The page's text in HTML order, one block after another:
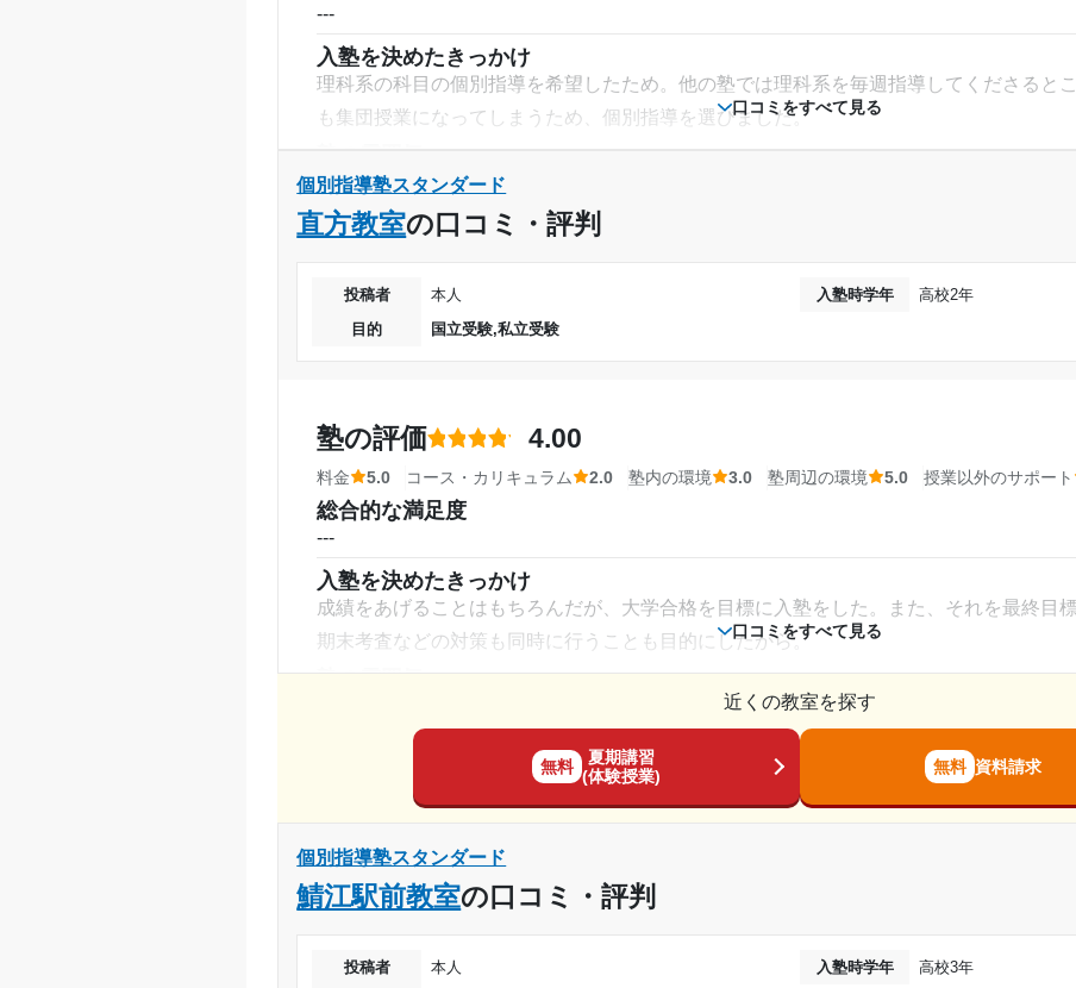
口コミをすべて見る
---
入塾を決めたきっかけ
理科系の科目の個別指導を希望したため。他の塾では理科系を毎週指導してくださると
も集団授業になってしまうため、個別指導を選びました。
---
料金
コース・カリキュラム
毎週見てもらえるので、すぐに分からない問題を解決することができた。特に個別指導
---
塾内の環境
冷暖房やエレベーターがあるオフィス内で良かった。また、個別面談のブースがあるた
気にすることなく行えた。
塾周辺の環境
姫路駅から近く、アクセスが良いです。周辺にはコンビニもあるため、お昼ご飯を買う
もあるので、学校帰りに自転車で行くことができます。
自習室が常に使えるところが良かったと思います。他の塾では夕方からしか開校してお
学校が早く終わる時にも利用できて良かったです。
2018年8月〜2020年8月(2年1ヶ月)
入塾時の学年
口コミをすべて見る
個別指導塾スタンダード
直方教室の口コミ・評判
投稿者 本人 入塾時学年
高校2年
目的
国立受験,私立受験
塾の評価 4.00
料金 5.0 コース・カリキュラム 2.0 塾内の環境 3.0 塾周辺の環境 5.0 授業以外のサポート
総合的な満足度
---
入塾を決めたきっかけ
成績をあげることはもちろんだが、大学合格を目標に入塾をした。また、それを最終目
期末考査などの対策も同時に行うことも目的にしたから。
授業がない時は教室に来て自学もできるため、実質無料で学校以外の環境下で勉強がで
い、友達がたくさんいるわけではないので、集中して勉強することができる。
通常授業と同じ内容が行われるため、あまり期待していた授業ではなかった。だが、高
るべきことが分かっているので、自分の受験対策の時間に使うことができた。
近くの教室を探す
無料
夏期講習
(体験授業)
無料 資料請求
個別指導塾スタンダード
鯖江駅前教室の口コミ・評判
投稿者 本人 入塾時学年
高校3年